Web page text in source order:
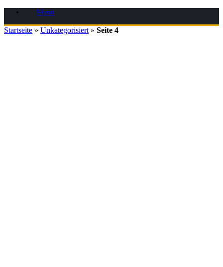
Zum
springen
Menü
Startseite » Unkategorisiert » Seite 4